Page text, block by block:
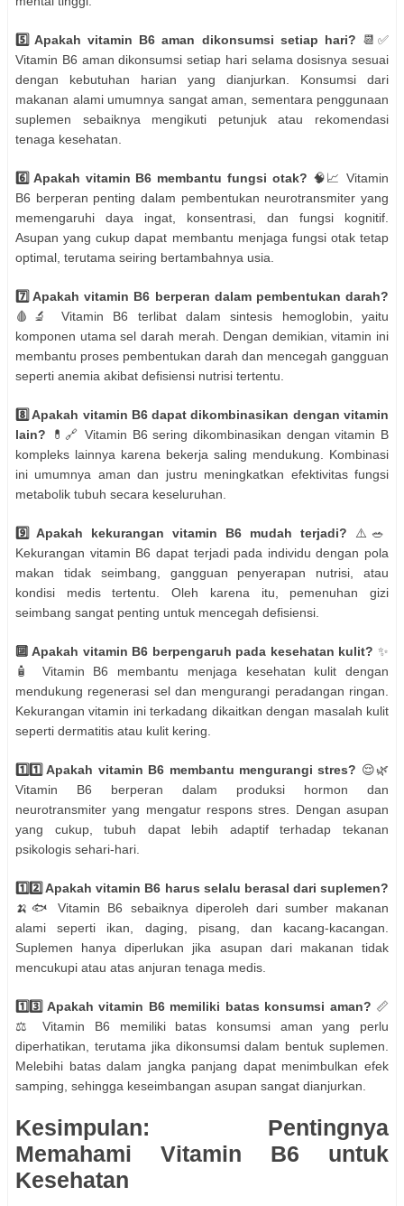
5️⃣ Apakah vitamin B6 aman dikonsumsi setiap hari? 📆✅
Vitamin B6 aman dikonsumsi setiap hari selama dosisnya sesuai
dengan kebutuhan harian yang dianjurkan. Konsumsi dari
makanan alami umumnya sangat aman, sementara penggunaan
suplemen sebaiknya mengikuti petunjuk atau rekomendasi
tenaga kesehatan.
6️⃣ Apakah vitamin B6 membantu fungsi otak? 🧠📈 Vitamin
B6 berperan penting dalam pembentukan neurotransmiter yang
memengaruhi daya ingat, konsentrasi, dan fungsi kognitif.
Asupan yang cukup dapat membantu menjaga fungsi otak tetap
optimal, terutama seiring bertambahnya usia.
7️⃣ Apakah vitamin B6 berperan dalam pembentukan darah?
🩸🔬 Vitamin B6 terlibat dalam sintesis hemoglobin, yaitu
komponen utama sel darah merah. Dengan demikian, vitamin ini
membantu proses pembentukan darah dan mencegah gangguan
seperti anemia akibat defisiensi nutrisi tertentu.
8️⃣ Apakah vitamin B6 dapat dikombinasikan dengan vitamin
lain? 💊🔗 Vitamin B6 sering dikombinasikan dengan vitamin B
kompleks lainnya karena bekerja saling mendukung. Kombinasi
ini umumnya aman dan justru meningkatkan efektivitas fungsi
metabolik tubuh secara keseluruhan.
9️⃣ Apakah kekurangan vitamin B6 mudah terjadi? ⚠️🥗
Kekurangan vitamin B6 dapat terjadi pada individu dengan pola
makan tidak seimbang, gangguan penyerapan nutrisi, atau
kondisi medis tertentu. Oleh karena itu, pemenuhan gizi
seimbang sangat penting untuk mencegah defisiensi.
🔟 Apakah vitamin B6 berpengaruh pada kesehatan kulit? ✨
🧴 Vitamin B6 membantu menjaga kesehatan kulit dengan
mendukung regenerasi sel dan mengurangi peradangan ringan.
Kekurangan vitamin ini terkadang dikaitkan dengan masalah kulit
seperti dermatitis atau kulit kering.
1️⃣1️⃣ Apakah vitamin B6 membantu mengurangi stres? 😌🌿
Vitamin B6 berperan dalam produksi hormon dan
neurotransmiter yang mengatur respons stres. Dengan asupan
yang cukup, tubuh dapat lebih adaptif terhadap tekanan
psikologis sehari-hari.
1️⃣2️⃣ Apakah vitamin B6 harus selalu berasal dari suplemen?
🍌🐟 Vitamin B6 sebaiknya diperoleh dari sumber makanan
alami seperti ikan, daging, pisang, dan kacang-kacangan.
Suplemen hanya diperlukan jika asupan dari makanan tidak
mencukupi atau atas anjuran tenaga medis.
1️⃣3️⃣ Apakah vitamin B6 memiliki batas konsumsi aman? 📏
⚖️ Vitamin B6 memiliki batas konsumsi aman yang perlu
diperhatikan, terutama jika dikonsumsi dalam bentuk suplemen.
Melebihi batas dalam jangka panjang dapat menimbulkan efek
samping, sehingga keseimbangan asupan sangat dianjurkan.
Kesimpulan: Pentingnya
Memahami Vitamin B6 untuk
Kesehatan